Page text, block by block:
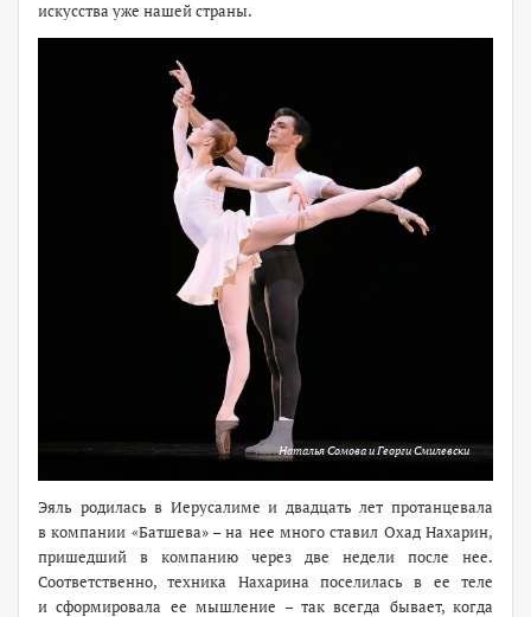
искусства уже нашей страны.
Наталья Сомова и Георги Смилевски
Эяль родилась в Иерусалиме и двадцать лет протанцевала
в компании «Батшева» – на нее много ставил Охад Нахарин,
пришедший в компанию через две недели после нее.
Соответственно, техника Нахарина поселилась в ее теле
и сформировала ее мышление – так всегда бывает, когда